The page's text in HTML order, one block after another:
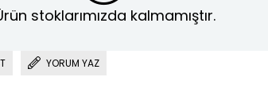
stoklarımızda kalmamıştır.
YORUM YAZ